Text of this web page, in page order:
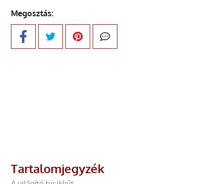
Megosztás:
Tartalomjegyzék